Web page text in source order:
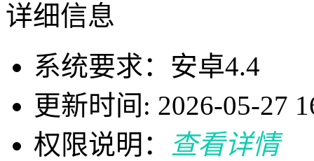
详细信息
系统要求：安卓4.4
更新时间: 2026-05-27
权限说明：
查看详情